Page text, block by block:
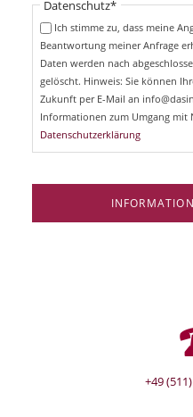
f
Pflichtfeld
Datenschutz*
Ich stimme zu, dass meine
Beantwortung meiner Anfrage
Daten werden nach
gelöscht. Hinweis: Sie können
Zukunft per E-Mail an
Informationen zum Umgang mit
Datenschutzerklärung
+49